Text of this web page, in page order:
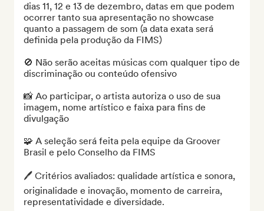
dias 11, 12 e 13 de dezembro, datas em que podem
ocorrer tanto sua apresentação no showcase
quanto a passagem de som (a data exata será
definida pela produção da FIMS)
🚫 Não serão aceitas músicas com qualquer tipo de
discriminação ou conteúdo ofensivo
📸 Ao participar, o artista autoriza o uso de sua
imagem, nome artístico e faixa para fins de
divulgação
🧩 A seleção será feita pela equipe da Groover
Brasil e pelo Conselho da FIMS
🖊️ Critérios avaliados: qualidade artística e sonora,
originalidade e inovação, momento de carreira,
representatividade e diversidade.